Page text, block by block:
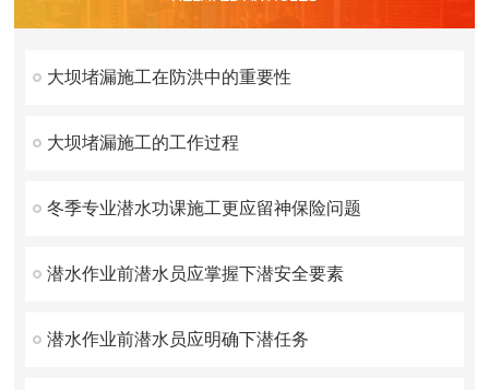
大坝堵漏施工在防洪中的重要性
大坝堵漏施工的工作过程
冬季专业潜水功课施工更应留神保险问题
潜水作业前潜水员应掌握下潜安全要素
潜水作业前潜水员应明确下潜任务